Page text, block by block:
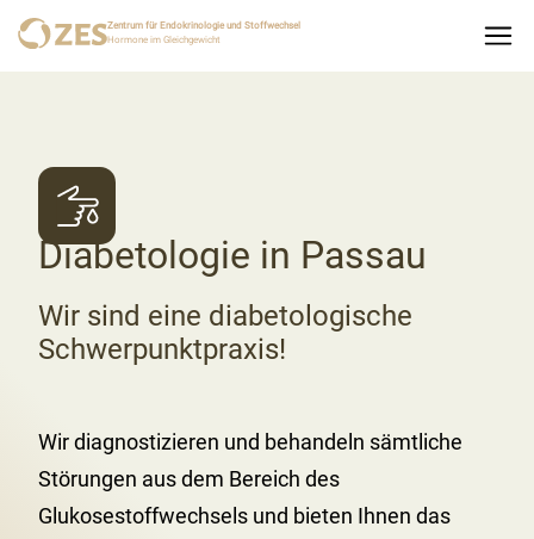
Zentrum für Endokrinologie und Stoffwechsel
Hormone im Gleichgewicht
Diabetologie in Passau
Wir sind eine diabetologische
Schwerpunktpraxis!
Wir diagnostizieren und behandeln sämtliche
Störungen aus dem Bereich des
Glukosestoffwechsels und bieten Ihnen das